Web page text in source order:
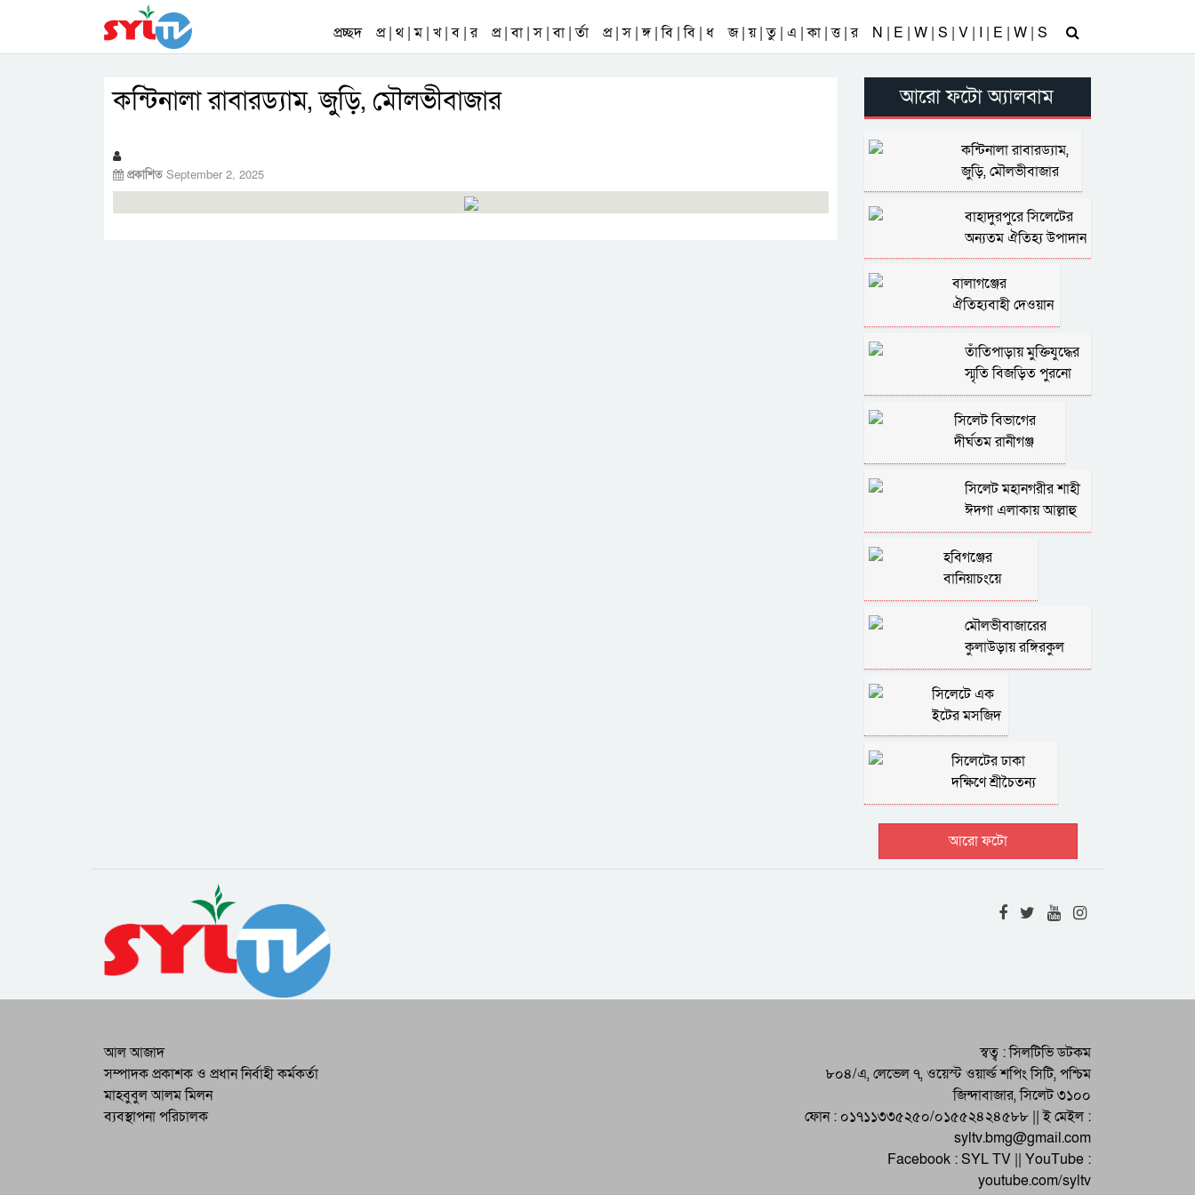
প্রচ্ছদ প্র | থ | ম | খ | ব | র প্র | বা | স | বা | র্তা প্র | স | ঙ্গ | বি | বি | ধ জ | য় | তু | এ | কা | ত্ত | র N | E | W | S | V | I | E | W | S
কন্টিনালা রাবারড্যাম, জুড়ি, মৌলভীবাজার
প্রকাশিত September 2, 2025
আরো ফটো অ্যালবাম
কন্টিনালা রাবারড্যাম,
জুড়ি, মৌলভীবাজার
বাহাদুরপুরে সিলেটের
অন্যতম ঐতিহ্য উপাদান
বালাগঞ্জের
ঐতিহ্যবাহী দেওয়ান
বাড়ি
তাঁতিপাড়ায় মুক্তিযুদ্ধের
স্মৃতি বিজড়িত পুরনো
নাহার মঞ্জিল
সিলেট বিভাগের
দীর্ঘতম রানীগঞ্জ
সেতু
সিলেট মহানগরীর শাহী
ঈদগা এলাকায় আল্লাহু
চত্বর
হবিগঞ্জের
বানিয়াচংয়ে
সাগরদিঘি
মৌলভীবাজারের
কুলাউড়ায় রঙ্গিরকুল
আশ্রম
সিলেটে এক
ইটের মসজিদ
সিলেটের ঢাকা
দক্ষিণে শ্রীচৈতন্য
ধাম
আরো ফটো
আল আজাদ
সম্পাদক প্রকাশক ও প্রধান নির্বাহী কর্মকর্তা
মাহবুবুল আলম মিলন
ব্যবস্থাপনা পরিচালক
স্বত্ব : সিলটিভি ডটকম
৮০৪/এ, লেভেল ৭, ওয়েস্ট ওয়ার্ল্ড শপিং সিটি, পশ্চিম
জিন্দাবাজার, সিলেট ৩১০০
ফোন : ০১৭১১৩৩৫২৫০/০১৫৫২৪২৪৫৮৮ || ই মেইল :
syltv.bmg@gmail.com
Facebook : SYL TV || YouTube :
youtube.com/syltv